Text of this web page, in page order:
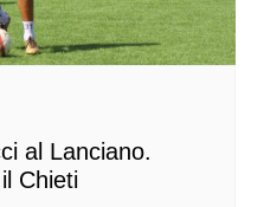
al Lanciano.
Chieti